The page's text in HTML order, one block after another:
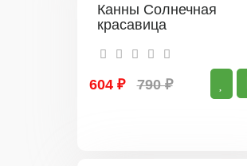
Канны Солнечная
красавица
604 ₽ 790 ₽